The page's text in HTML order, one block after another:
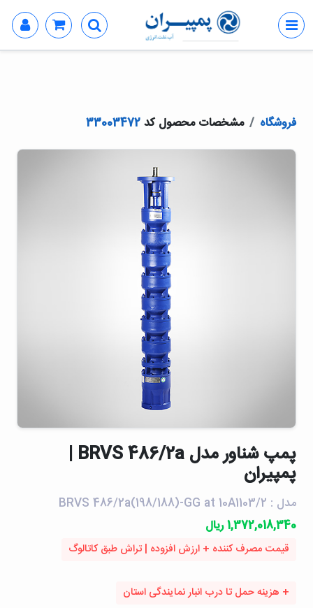
فروشگاه مشخصات محصول کد33003472
پمپ شناور مدل BRVS 486/2a |
پمپیران
مدل : BRVS 486/2a(198/188)-GG at 10A1103/2
1,372,018,340 ریال
قیمت مصرف کننده + ارزش افزوده | تراش طبق کاتالوگ
+ هزینه حمل تا درب انبار نمایندگی استان